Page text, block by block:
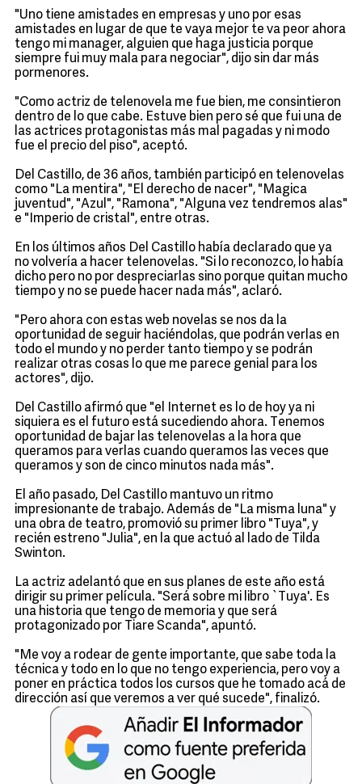
"Uno tiene amistades en empresas y uno por esas
amistades en lugar de que te vaya mejor te va peor ahora
tengo mi manager, alguien que haga justicia porque
siempre fui muy mala para negociar", dijo sin dar más
pormenores.
"Como actriz de telenovela me fue bien, me consintieron
dentro de lo que cabe. Estuve bien pero sé que fui una de
las actrices protagonistas más mal pagadas y ni modo
fue el precio del piso", aceptó.
Del Castillo, de 36 años, también participó en telenovelas
como "La mentira", "El derecho de nacer", "Magica
juventud", "Azul", "Ramona", "Alguna vez tendremos alas"
e "Imperio de cristal", entre otras.
En los últimos años Del Castillo había declarado que ya
no volvería a hacer telenovelas. "Si lo reconozco, lo había
dicho pero no por despreciarlas sino porque quitan mucho
tiempo y no se puede hacer nada más", aclaró.
"Pero ahora con estas web novelas se nos da la
oportunidad de seguir haciéndolas, que podrán verlas en
todo el mundo y no perder tanto tiempo y se podrán
realizar otras cosas lo que me parece genial para los
actores", dijo.
Del Castillo afirmó que "el Internet es lo de hoy ya ni
siquiera es el futuro está sucediendo ahora. Tenemos
oportunidad de bajar las telenovelas a la hora que
queramos para verlas cuando queramos las veces que
queramos y son de cinco minutos nada más".
El año pasado, Del Castillo mantuvo un ritmo
impresionante de trabajo. Además de "La misma luna" y
una obra de teatro, promovió su primer libro "Tuya", y
recién estreno "Julia", en la que actuó al lado de Tilda
Swinton.
La actriz adelantó que en sus planes de este año está
dirigir su primer película. "Será sobre mi libro `Tuya'. Es
una historia que tengo de memoria y que será
protagonizado por Tiare Scanda", apuntó.
"Me voy a rodear de gente importante, que sabe toda la
técnica y todo en lo que no tengo experiencia, pero voy a
poner en práctica todos los cursos que he tomado acá de
dirección así que veremos a ver qué sucede", finalizó.